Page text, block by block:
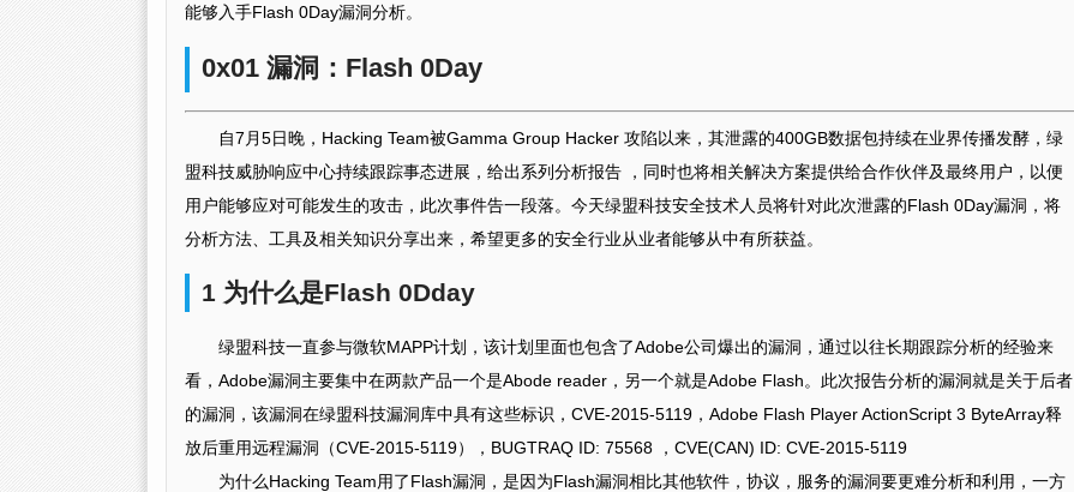
能够入手Flash 0Day漏洞分析。
0x01 漏洞：Flash 0Day
自7月5日晚，Hacking Team被Gamma Group Hacker 攻陷以来，其泄露的400GB数据包持续在业界传播发酵，绿
盟科技威胁响应中心持续跟踪事态进展，给出系列分析报告 ，同时也将相关解决方案提供给合作伙伴及最终用户，以便
用户能够应对可能发生的攻击，此次事件告一段落。今天绿盟科技安全技术人员将针对此次泄露的Flash 0Day漏洞，将
分析方法、工具及相关知识分享出来，希望更多的安全行业从业者能够从中有所获益。
1 为什么是Flash 0Dday
绿盟科技一直参与微软MAPP计划，该计划里面也包含了Adobe公司爆出的漏洞，通过以往长期跟踪分析的经验来
看，Adobe漏洞主要集中在两款产品一个是Abode reader，另一个就是Adobe Flash。此次报告分析的漏洞就是关于后者
的漏洞，该漏洞在绿盟科技漏洞库中具有这些标识，CVE-2015-5119，Adobe Flash Player ActionScript 3 ByteArray释
放后重用远程漏洞（CVE-2015-5119），BUGTRAQ ID: 75568 ，CVE(CAN) ID: CVE-2015-5119
为什么Hacking Team用了Flash漏洞，是因为Flash漏洞相比其他软件，协议，服务的漏洞要更难分析和利用，一方